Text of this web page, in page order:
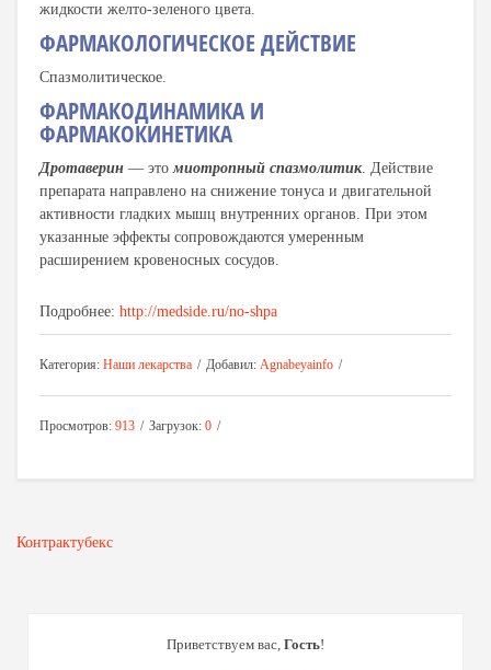
жидкости желто-зеленого цвета.
ФАРМАКОЛОГИЧЕСКОЕ ДЕЙСТВИЕ
Спазмолитическое.
ФАРМАКОДИНАМИКА И
ФАРМАКОКИНЕТИКА
Дротаверин — этомиотропный спазмолитик. Действие
препарата направлено на снижение тонуса и двигательной
активности гладких мышц внутренних органов. При этом
указанные эффекты сопровождаются умеренным
расширением кровеносных сосудов.
Подробнее: http://medside.ru/no-shpa
Категория: Наши лекарства Добавил: Agnabeyainfo
Просмотров: 913 Загрузок: 0
Контрактубекс
Приветствуем вас, Гость!